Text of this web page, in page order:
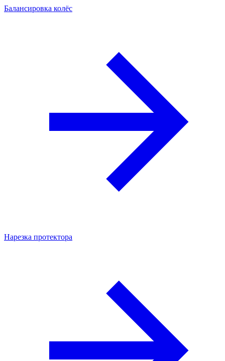
Балансировка колёс
Нарезка протектора